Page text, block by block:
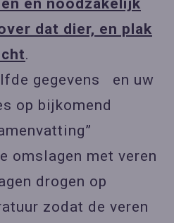
en noodzakelijk
dat dier, en plak
.
gegevens en uw
op bijkomend
omslagen met veren
drogen op
zodat de veren